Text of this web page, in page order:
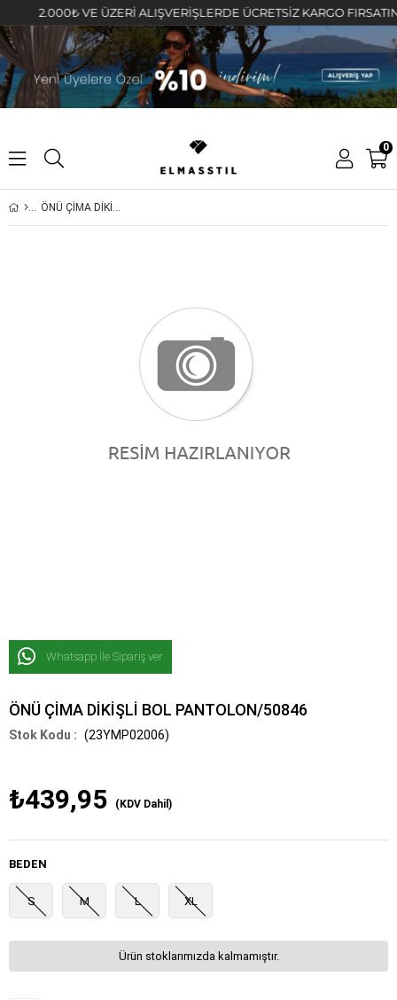
2.000₺ VE ÜZERİ ALIŞVERİŞLERDE ÜCRETSİZ KARGO FIRSATINI
0
ÖNÜ ÇİMA DİKİŞLİ BOL PANTOLON/50846
Whatsapp İle Sipariş ver
ÖNÜ ÇİMA DİKİŞLİ BOL PANTOLON/50846
(23YMP02006)
₺439,95 (KDV Dahil)
BEDEN
S M L XL
Ürün stoklarımızda kalmamıştır.